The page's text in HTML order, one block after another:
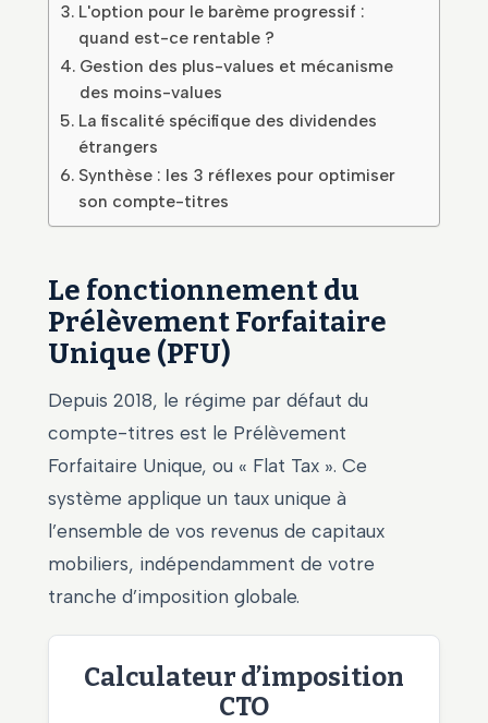
L'option pour le barème progressif :
quand est-ce rentable ?
Gestion des plus-values et mécanisme
des moins-values
La fiscalité spécifique des dividendes
étrangers
Synthèse : les 3 réflexes pour optimiser
son compte-titres
Le fonctionnement du
Prélèvement Forfaitaire
Unique (PFU)
Depuis 2018, le régime par défaut du
compte-titres est le Prélèvement
Forfaitaire Unique, ou « Flat Tax ». Ce
système applique un taux unique à
l’ensemble de vos revenus de capitaux
mobiliers, indépendamment de votre
tranche d’imposition globale.
Calculateur d’imposition
CTO